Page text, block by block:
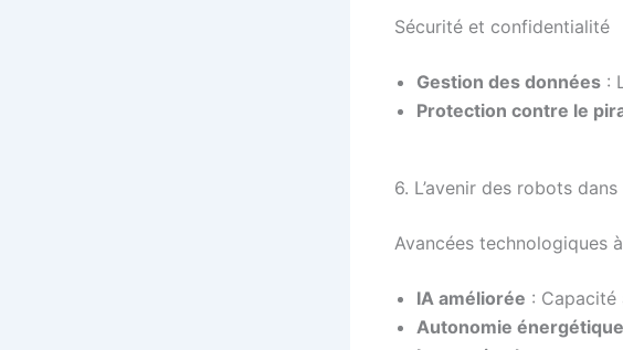
Sécurité et confidentialité
Gestion des données :
Protection contre le
6. L’avenir des robots
Avancées technologiques
IA améliorée : Capacité
Autonomie énergétique